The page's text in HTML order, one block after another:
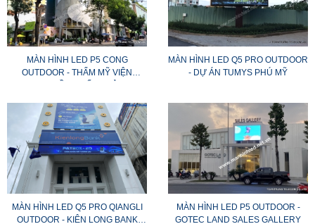
MÀN HÌNH LED P5 CONG
OUTDOOR - THẨM MỸ VIỆN
MÀN HÌNH LED Q5 PRO OUTDOOR
- DỰ ÁN TUMYS PHÚ MỸ
MÀN HÌNH LED Q5 PRO QIANGLI
OUTDOOR - KIÊN LONG BANK
MÀN HÌNH LED P5 OUTDOOR -
GOTEC LAND SALES GALLERY